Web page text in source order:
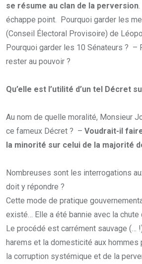
se résume au clan de la perversion
échappe point. Pourquoi garder les
(Conseil Électoral Provisoire) de
Pourquoi garder les 10 Sénateurs ? –
rester au pouvoir ?
Qu’elle est l’utilité d’un tel Décret
Au nom de quelle moralité, Monsieur
ce fameux Décret ? – Voudrait-il
la minorité sur celui de la majorité
Nombreuses sont les interrogations
doit y répondre ?
Cette mode de pratique
existé… Elle a été bannie avec la chute
Le procédé est carrément sauvage (…
harems et la domesticité aux hommes
la corruption systémique et de la